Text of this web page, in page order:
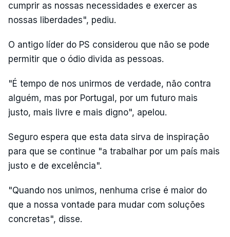
cumprir as nossas necessidades e exercer as
nossas liberdades", pediu.
O antigo líder do PS considerou que não se pode
permitir que o ódio divida as pessoas.
"É tempo de nos unirmos de verdade, não contra
alguém, mas por Portugal, por um futuro mais
justo, mais livre e mais digno", apelou.
Seguro espera que esta data sirva de inspiração
para que se continue "a trabalhar por um país mais
justo e de excelência".
"Quando nos unimos, nenhuma crise é maior do
que a nossa vontade para mudar com soluções
concretas", disse.